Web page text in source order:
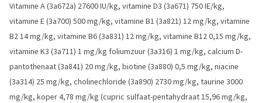
Vitamine A (3a672a) 27600 IU/kg, vitamine D3 (3a671) 750 IE/kg,
vitamine E (3a700) 500 mg/kg, vitamine B1 (3a821) 12 mg/kg, vitamine
B2 14 mg/kg, vitamine B6 (3a831) 12 mg/kg, vitamine B12 0,15 mg/kg,
vitamine K3 (3a711) 1 mg/kg foliumzuur (3a316) 1 mg/kg, calcium D-
pantothenaat (3a841) 20 mg/kg, biotine (3a880) 0,5 mg/kg, niacine
(3a314) 25 mg/kg, cholinechloride (3a890) 2730 mg/kg, taurine 3000
mg/kg, koper 4,78 mg/kg (cupric sulfaat-pentahydraat 15,96 mg/kg,